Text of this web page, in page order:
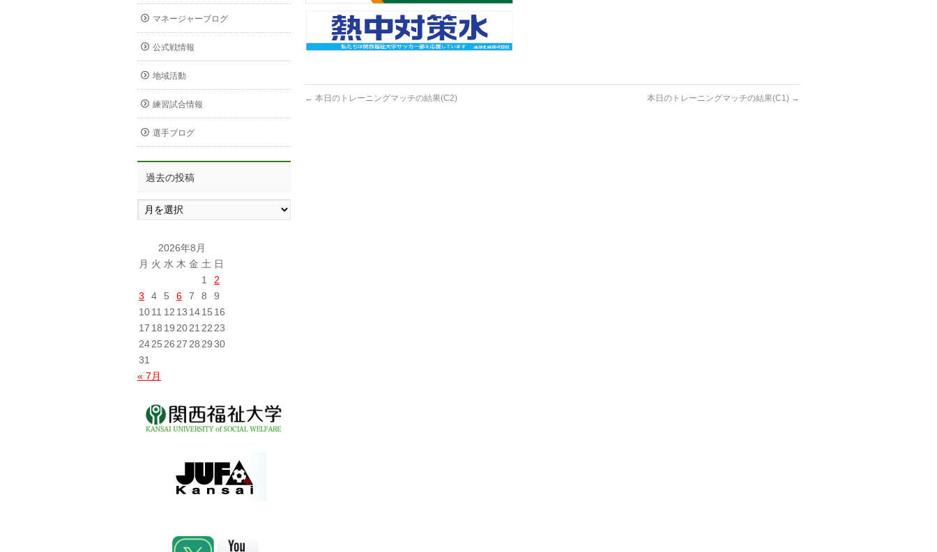
← 本日のトレーニングマッチの結果(C2) 本日のトレーニングマッチの結果(C1) →
マネージャーブログ
公式戦情報
地域活動
練習試合情報
選手ブログ
過去の投稿
過
去
2026年8月
月 火 水 木 金 土 日
1
2
3
4 5 6 7 8
9
1011 12 13 1415 16
17 18 19 2021 22 23
2425 26 27 28 2930
31
« 7月